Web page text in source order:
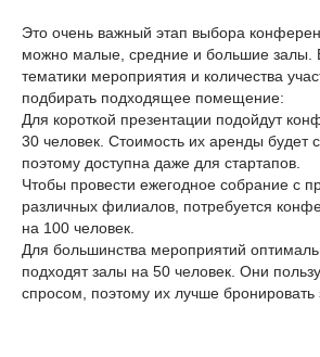
Это очень важный этап выбора
можно малые, средние и большие залы.
тематики мероприятия и количества
подбирать подходящее помещение:
Для короткой презентации подойдут
30 человек. Стоимость их аренды будет
поэтому доступна даже для стартапов.
Чтобы провести ежегодное собрание с
различных филиалов, потребуется
на 100 человек.
Для большинства мероприятий
подходят залы на 50 человек. Они
спросом, поэтому их лучше бронировать